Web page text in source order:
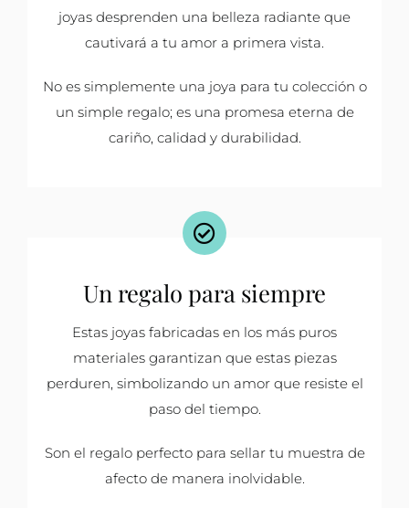
joyas desprenden una belleza radiante que
cautivará a tu amor a primera vista.
No es simplemente una joya para tu colección o
un simple regalo; es una promesa eterna de
cariño, calidad y durabilidad.
Un regalo para siempre
Estas joyas fabricadas en los más puros
materiales garantizan que estas piezas
perduren, simbolizando un amor que resiste el
paso del tiempo.
Son el regalo perfecto para sellar tu muestra de
afecto de manera inolvidable.